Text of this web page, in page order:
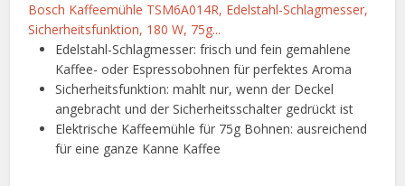
Bosch Kaffeemühle TSM6A014R, Edelstahl-Schlagmesser,
Sicherheitsfunktion, 180 W, 75g...
Edelstahl-Schlagmesser: frisch und fein gemahlene
Kaffee- oder Espressobohnen für perfektes Aroma
Sicherheitsfunktion: mahlt nur, wenn der Deckel
angebracht und der Sicherheitsschalter gedrückt ist
Elektrische Kaffeemühle für 75g Bohnen: ausreichend
für eine ganze Kanne Kaffee